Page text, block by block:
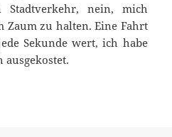
Stadtverkehr, nein, mich
Zaum zu halten. Eine Fahrt
Sekunde wert, ich habe
ausgekostet.
Corvette C7 Stingray